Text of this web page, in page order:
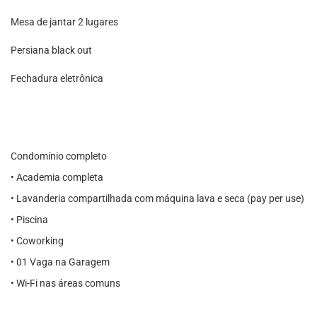
Mesa de jantar 2 lugares
Persiana black out
Fechadura eletrônica
Condomínio completo
• Academia completa
• Lavanderia compartilhada com máquina lava e seca (pay per use)
• Piscina
• Coworking
• 01 Vaga na Garagem
• Wi-Fi nas áreas comuns